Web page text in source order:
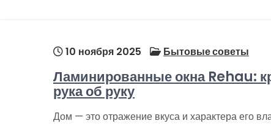
10 ноября 2025 Бытовые советы
Ламинированные окна Rehau:
рука об руку
Дом — это отражение вкуса и характера его